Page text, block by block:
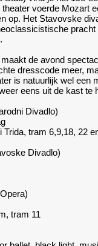
theater voerde Mozart
op. Het Stavovske
pracht
de avond
dresscode meer,
is natuurlijk wel een
eens uit de kast te
Divadlo)
Trida, tram 6,9,18, 22
Divadlo)
tram 11